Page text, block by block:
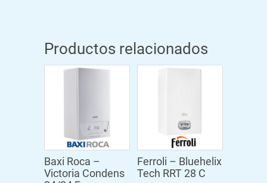
Productos relacionados
Baxi Roca –
Victoria Condens
Ferroli – Bluehelix
Tech RRT 28 C